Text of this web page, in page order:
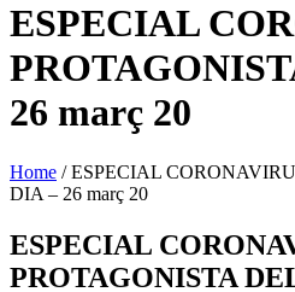
ESPECIAL
26 març 20
Home /ESPECIAL
DIA – 26 març 20
ESPECIAL
PROTAGONISTA